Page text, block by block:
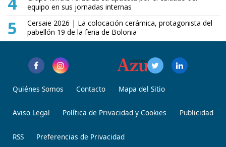
equipo en sus jornadas internas
5
Cersaie 2026 | La colocación cerámica, protagonista del
pabellón 19 de la feria de Bolonia
Quiénes Somos Contacto Mapa del Sitio
Aviso Legal Política de Privacidad y Cookies Publicidad
RSS Preferencias de Privacidad